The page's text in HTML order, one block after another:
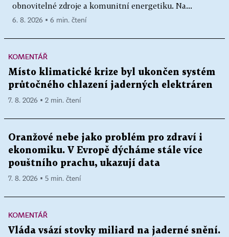
obnovitelné zdroje a komunitní energetiku. Na...
6. 8. 2026 ▪ 6 min. čtení
KOMENTÁŘ
Místo klimatické krize byl ukončen systém
průtočného chlazení jaderných elektráren
7. 8. 2026 ▪ 2 min. čtení
Oranžové nebe jako problém pro zdraví i
ekonomiku. V Evropě dýcháme stále více
pouštního prachu, ukazují data
7. 8. 2026 ▪ 5 min. čtení
KOMENTÁŘ
Vláda vsází stovky miliard na jaderné snění.